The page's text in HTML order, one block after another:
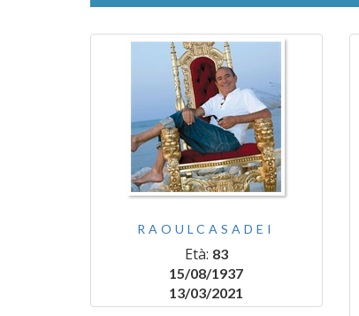
RAOULCASADEI
Età: 83
15/08/1937
13/03/2021